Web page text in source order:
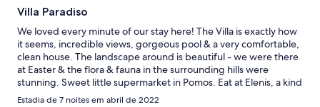
Villa Paradiso
We loved every minute of our stay here! The Villa is exactly how
it seems, incredible views, gorgeous pool & a very comfortable,
clean house. The landscape around is beautiful - we were there
at Easter & the flora & fauna in the surrounding hills were
stunning. Sweet little supermarket in Pomos. Eat at Elenis, a kind
of shack like restaurant just past Pomos on the right or drive up
Estadia de 7 noites em abril de 2022